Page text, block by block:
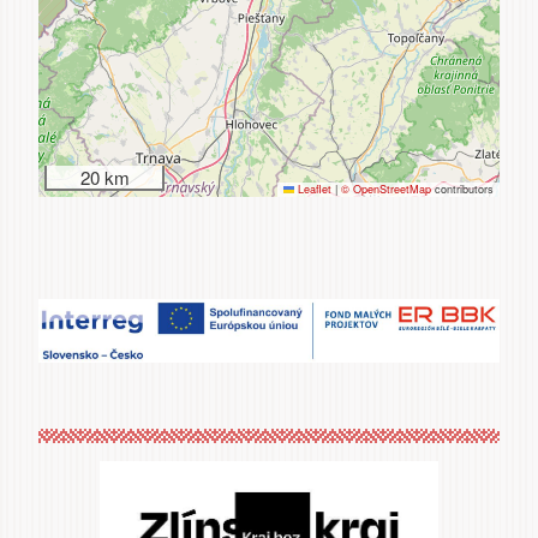
20 km Leaflet | © OpenStreetMapcontributors